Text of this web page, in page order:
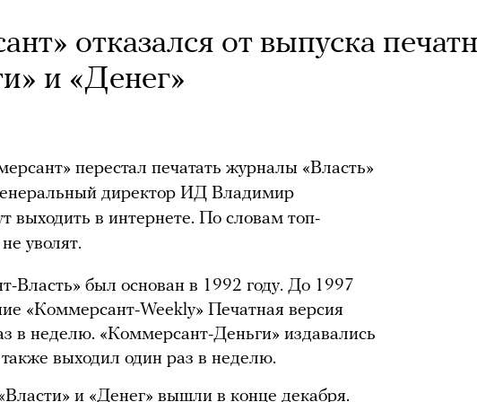
отказался от выпуска
и «Денег»
перестал печатать журналы «Власть»
директор ИД Владимир
выходить в интернете. По словам топ-
уволят.
Власть» был основан в 1992 году. До 1997
«Коммерсант-Weekly» Печатная версия
в неделю. «Коммерсант-Деньги» издавались
выходил один раз в неделю.
и «Денег» вышли в конце декабря.